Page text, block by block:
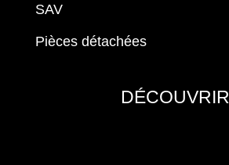
SAV
Pièces détachées
DÉCOUVRIR